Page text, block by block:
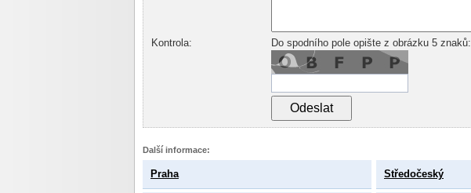
Kontrola: Do spodního pole opište z obrázku 5 znaků:
Další informace:
Praha Středočeský